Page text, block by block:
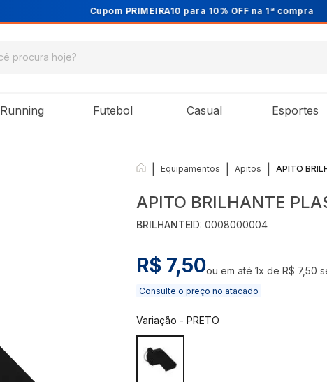
Cupom PRIMEIRA10 para 10% OFF na 1ª compra
Running Futebol Casual Esportes
Equipamentos Apitos APITO
APITO BRILHANTE
BRILHANTEID:0008000004
R$ 7,50ou em até1x deR$ 7,50
Consulte o preço no atacado
Variação -PRETO